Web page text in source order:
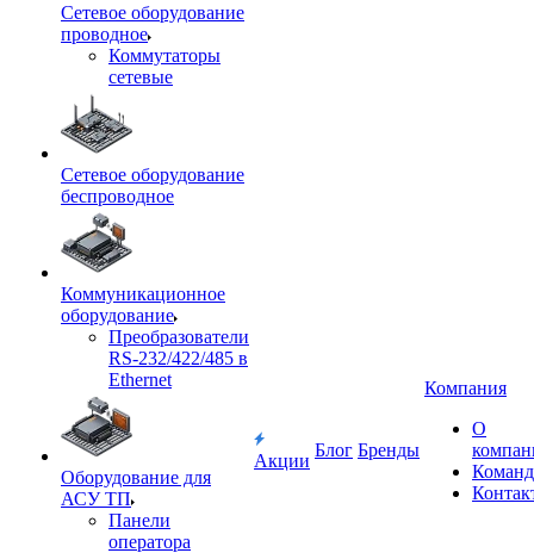
Сетевое оборудование
проводное
Коммутаторы
сетевые
Сетевое оборудование
беспроводное
Коммуникационное
оборудование
Преобразователи
RS-232/422/485 в
Ethernet
Оборудование для
АСУ ТП
Панели
оператора
Акции
Блог Бренды
Компания
О